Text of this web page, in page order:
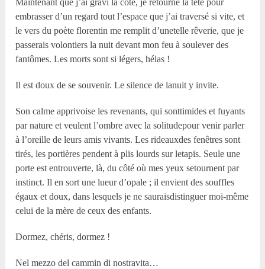
Maintenant que j’ai gravi la côte, je retourne la tête pour
embrasser d’un regard tout l’espace que j’ai traversé si vite, et
le vers du poète florentin me remplit d’unetelle rêverie, que je
passerais volontiers la nuit devant mon feu à soulever des
fantômes. Les morts sont si légers, hélas !
Il est doux de se souvenir. Le silence de lanuit y invite.
Son calme apprivoise les revenants, qui sonttimides et fuyants
par nature et veulent l’ombre avec la solitudepour venir parler
à l’oreille de leurs amis vivants. Les rideauxdes fenêtres sont
tirés, les portières pendent à plis lourds sur letapis. Seule une
porte est entrouverte, là, du côté où mes yeux setournent par
instinct. Il en sort une lueur d’opale ; il envient des souffles
égaux et doux, dans lesquels je ne sauraisdistinguer moi-même
celui de la mère de ceux des enfants.
Dormez, chéris, dormez !
Nel mezzo del cammin di nostravita…